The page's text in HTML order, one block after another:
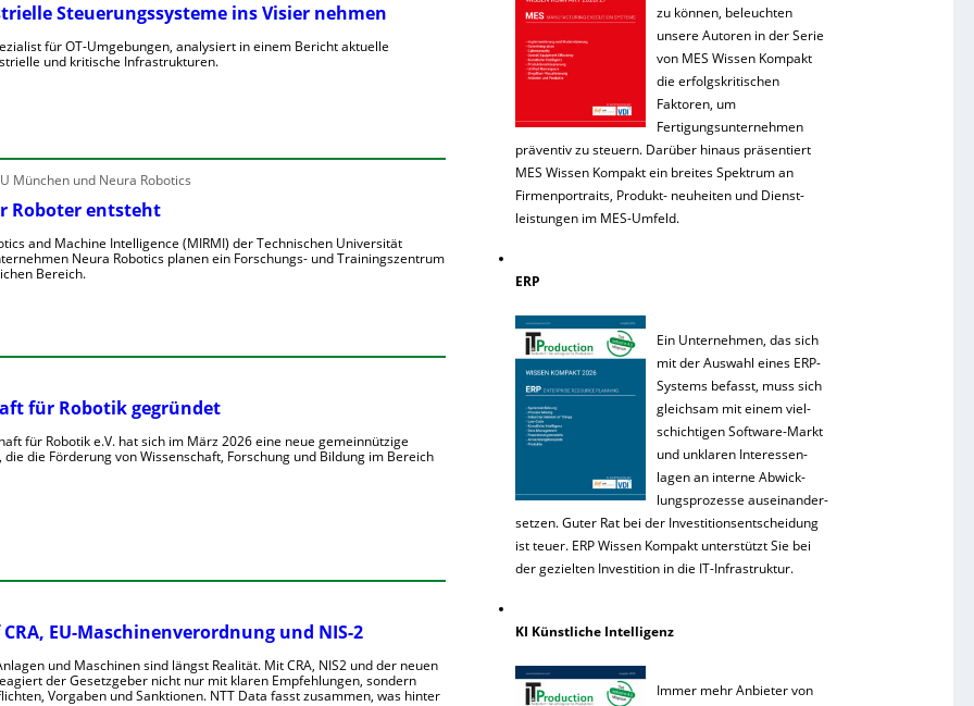
Steuerungssysteme ins Visier nehmen
für OT-Umgebungen, analysiert in einem Bericht aktuelle
und kritische Infrastrukturen.
München und Neura Robotics
Roboter entsteht
and Machine Intelligence (MIRMI) der Technischen Universität
Neura Robotics planen ein Forschungs- und Trainingszentrum
Bereich.
für Robotik gegründet
für Robotik e.V. hat sich im März 2026 eine neue gemeinnützige
die Förderung von Wissenschaft, Forschung und Bildung im Bereich
EU-Maschinenverordnung und NIS-2
und Maschinen sind längst Realität. Mit CRA, NIS2 und der neuen
der Gesetzgeber nicht nur mit klaren Empfehlungen, sondern
Vorgaben und Sanktionen. NTT Data fasst zusammen, was hinter
zu können, beleuchten
unsere Autoren in der Serie
von MES Wissen Kompakt
die erfolgskritischen
Faktoren, um
Fertigungsunternehmen
präventiv zu steuern. Darüber hinaus präsentiert
MES Wissen Kompakt ein breites Spektrum an
Firmenportraits, Produkt- neuheiten und Dienst-
leistungen im MES-Umfeld.
ERP
Ein Unternehmen, das sich
mit der Auswahl eines ERP-
Systems befasst, muss sich
gleichsam mit einem viel-
schichtigen Software-Markt
und unklaren Interessen-
lagen an interne Abwick-
lungsprozesse auseinander-
setzen. Guter Rat bei der Investitionsentscheidung
ist teuer. ERP Wissen Kompakt unterstützt Sie bei
der gezielten Investition in die IT-Infrastruktur.
KI Künstliche Intelligenz
Immer mehr Anbieter von